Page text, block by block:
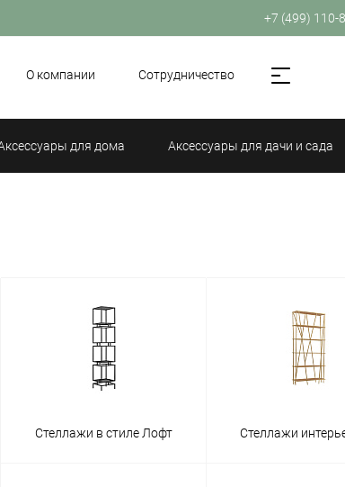
+7 (499) 110-
О компании Сотрудничество
для дома Аксессуары для дачи и сада
Стеллажи в стиле Лофт Стеллажи